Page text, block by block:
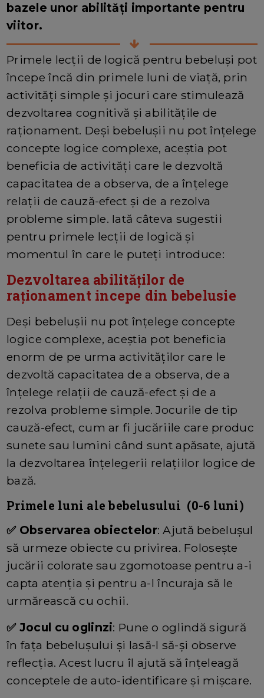
bazele unor abilități importante pentru
viitor.
Primele lecții de logică pentru bebeluși pot
începe încă din primele luni de viață, prin
activități simple și jocuri care stimulează
dezvoltarea cognitivă și abilitățile de
raționament. Deși bebelușii nu pot înțelege
concepte logice complexe, aceștia pot
beneficia de activități care le dezvoltă
capacitatea de a observa, de a înțelege
relații de cauză-efect și de a rezolva
probleme simple. Iată câteva sugestii
pentru primele lecții de logică și
momentul în care le puteți introduce:
Dezvoltarea abilităților de
raționament incepe din bebelusie
Deși bebelușii nu pot înțelege concepte
logice complexe, aceștia pot beneficia
enorm de pe urma activităților care le
dezvoltă capacitatea de a observa, de a
înțelege relații de cauză-efect și de a
rezolva probleme simple. Jocurile de tip
cauză-efect, cum ar fi jucăriile care produc
sunete sau lumini când sunt apăsate, ajută
la dezvoltarea înțelegerii relațiilor logice de
bază.
Primele luni ale bebelusului (0-6 luni)
✅ Observarea obiectelor: Ajută bebelușul
să urmeze obiecte cu privirea. Folosește
jucării colorate sau zgomotoase pentru a-i
capta atenția și pentru a-l încuraja să le
urmărească cu ochii.
✅ Jocul cu oglinzi: Pune o oglindă sigură
în fața bebelușului și lasă-l să-și observe
reflecția. Acest lucru îl ajută să înțeleagă
conceptele de auto-identificare și mișcare.